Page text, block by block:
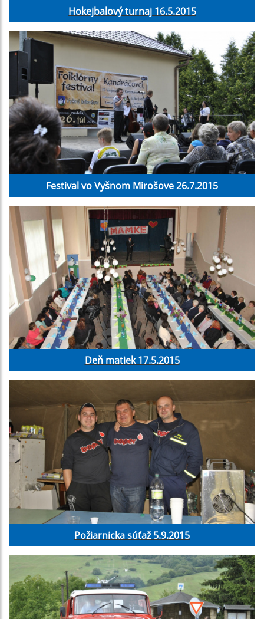
Hokejbalový turnaj 16.5.2015
Festival vo Vyšnom Mirošove 26.7.2015
Deň matiek 17.5.2015
Požiarnicka súťaž 5.9.2015